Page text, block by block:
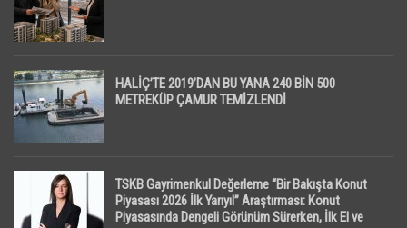
HALİÇ’TE 2019’DAN BU YANA 240 BİN 500
METREKÜP ÇAMUR TEMİZLENDİ
TSKB Gayrimenkul Değerleme “Bir Bakışta Konut
Piyasası 2026 İlk Yarıyıl” Araştırması: Konut
Piyasasında Dengeli Görünüm Sürerken, İlk El ve